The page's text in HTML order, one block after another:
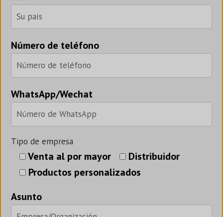
Número de teléfono
WhatsApp/Wechat
Tipo de empresa
Venta al por mayor
Distribuidor
Productos personalizados
Asunto